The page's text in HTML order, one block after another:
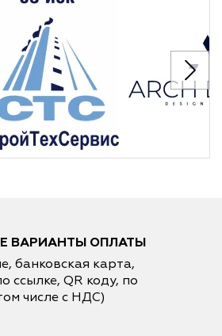
ВАРИАНТЫ ОПЛАТЫ
банковская карта,
ссылке, QR коду, по
числе с НДС)